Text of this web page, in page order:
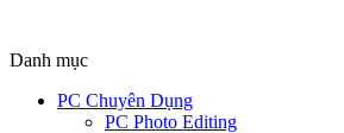
Danh mục
PC Chuyên Dụng
PC Photo Editing